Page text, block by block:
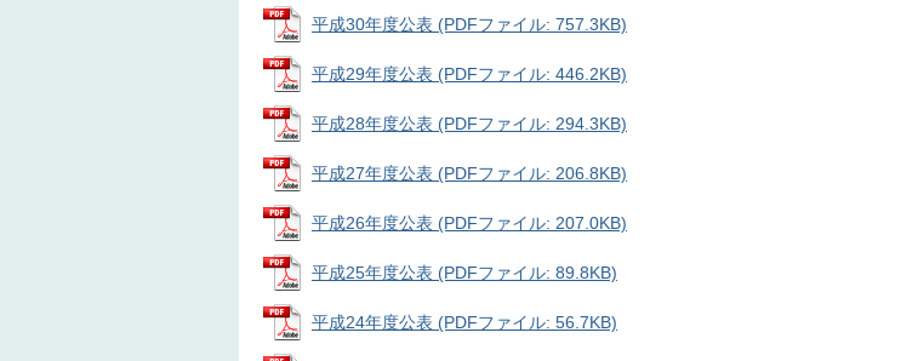
平成30年度公表 (PDFファイル: 757.3KB)
平成29年度公表 (PDFファイル: 446.2KB)
平成28年度公表 (PDFファイル: 294.3KB)
平成27年度公表 (PDFファイル: 206.8KB)
平成26年度公表 (PDFファイル: 207.0KB)
平成25年度公表 (PDFファイル: 89.8KB)
平成24年度公表 (PDFファイル: 56.7KB)